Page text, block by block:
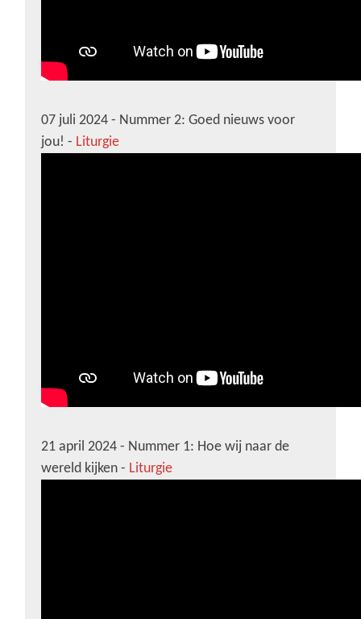
07 juli 2024 - Nummer 2: Goed nieuws voor
jou! - Liturgie
21 april 2024 - Nummer 1: Hoe wij naar de
wereld kijken - Liturgie